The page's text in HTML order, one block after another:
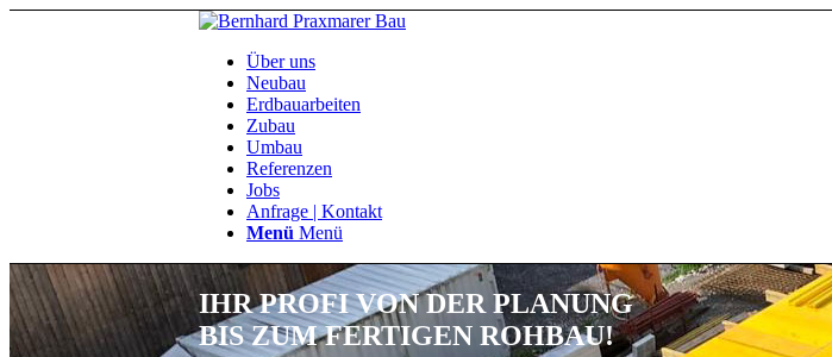
Über uns
Neubau
Erdbauarbeiten
Zubau
Umbau
Referenzen
Jobs
Anfrage | Kontakt
Menü Menü
IHR PROFI VON DER PLANUNG
BIS ZUM FERTIGEN ROHBAU!